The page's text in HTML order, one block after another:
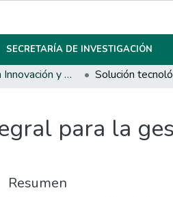
SECRETARÍA DE INVESTIGACIÓN
Ingeniería en Innovación y Desarrollo
para la
Resumen